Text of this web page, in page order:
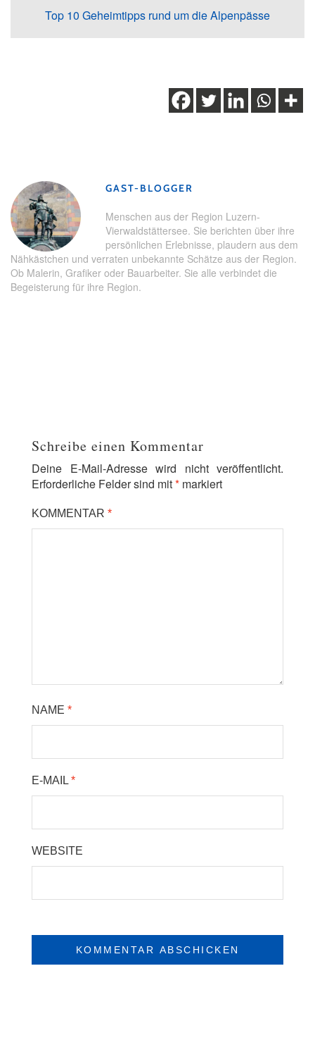
Top 10 Geheimtipps rund um die Alpenpässe
GAST-BLOGGER
Menschen aus der Region Luzern-
Vierwaldstättersee. Sie berichten über ihre
persönlichen Erlebnisse, plaudern aus dem
Nähkästchen und verraten unbekannte Schätze aus der Region.
Ob Malerin, Grafiker oder Bauarbeiter. Sie alle verbindet die
Begeisterung für ihre Region.
Schreibe einen Kommentar
Deine E-Mail-Adresse wird nicht veröffentlicht.
Erforderliche Felder sind mit* markiert
KOMMENTAR *
NAME *
E-MAIL *
WEBSITE